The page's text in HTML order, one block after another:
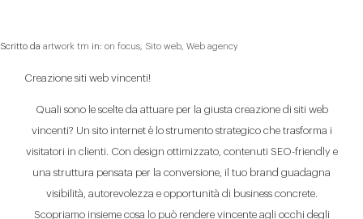
Scritto da artwork tm in: on focus Sito web Web agency
Creazione siti web vincenti!
Quali sono le scelte da attuare per la giusta creazione di siti web
vincenti? Un sito internet è lo strumento strategico che trasforma i
visitatori in clienti. Con design ottimizzato, contenuti SEO-friendly e
una struttura pensata per la conversione, il tuo brand guadagna
visibilità, autorevolezza e opportunità di business concrete.
Scopriamo insieme cosa lo può rendere vincente agli occhi degli